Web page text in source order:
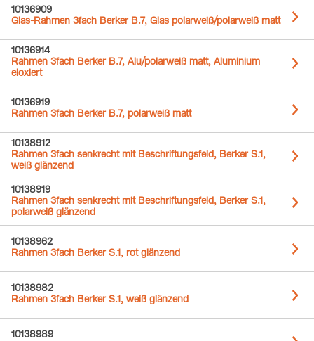
10136909
Glas-Rahmen 3fach Berker B.7, Glas polarweiß/polarweiß matt
10136914
Rahmen 3fach Berker B.7, Alu/polarweiß matt, Aluminium
eloxiert
10136919
Rahmen 3fach Berker B.7, polarweiß matt
10138912
Rahmen 3fach senkrecht mit Beschriftungsfeld, Berker S.1,
weiß glänzend
10138919
Rahmen 3fach senkrecht mit Beschriftungsfeld, Berker S.1,
polarweiß glänzend
10138962
Rahmen 3fach Berker S.1, rot glänzend
10138982
Rahmen 3fach Berker S.1, weiß glänzend
10138989